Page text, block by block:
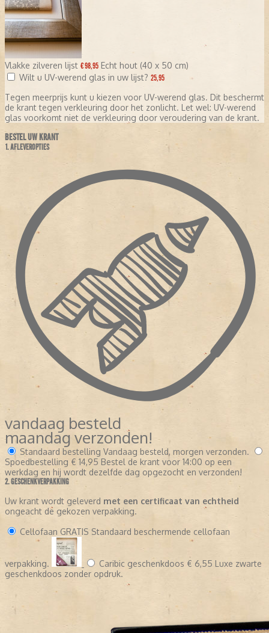
Vlakke zilveren lijst € 98,95 Echt hout (40 x 50 cm)
Wilt u UV-werend glas in uw lijst? 25,95
Tegen meerprijs kunt u kiezen voor UV-werend glas. Dit beschermt
de krant tegen verkleuring door het zonlicht. Let wel: UV-werend
glas voorkomt niet de verkleuring door veroudering van de krant.
BESTEL UW KRANT
1. AFLEVEROPTIES
vandaag besteld
maandag verzonden!
Standaard bestelling Vandaag besteld, morgen verzonden.
Spoedbestelling € 14,95 Bestel de krant voor 14:00 op een
werkdag en hij wordt dezelfde dag opgezocht en verzonden!
2. GESCHENKVERPAKKING
Uw krant wordt geleverd met een certificaat van echtheid
ongeacht de gekozen verpakking.
Cellofaan GRATIS Standaard beschermende cellofaan
verpakking. Caribic geschenkdoos € 6,55 Luxe zwarte
geschenkdoos zonder opdruk.